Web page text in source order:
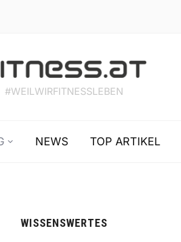
#WEILWIRFITNESSLEBEN
NEWS TOP ARTIKEL
WISSENSWERTES